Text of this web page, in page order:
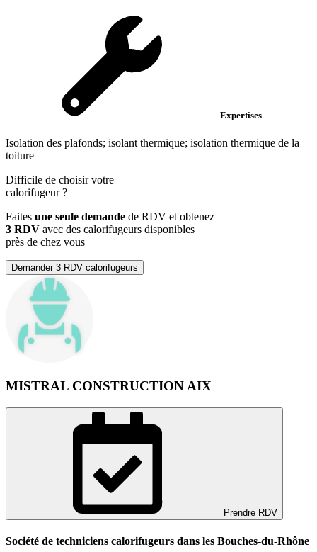
Expertises
Isolation des plafonds; isolant thermique; isolation thermique de la
toiture
Difficile de choisir votre
calorifugeur?
Faites une seule demande de RDV et obtenez
3 RDV avec des calorifugeurs disponibles
près de chez vous
Demander 3 RDV calorifugeurs
MISTRAL CONSTRUCTION AIX
Prendre RDV
Société de techniciens calorifugeurs dans les Bouches-du-Rhône